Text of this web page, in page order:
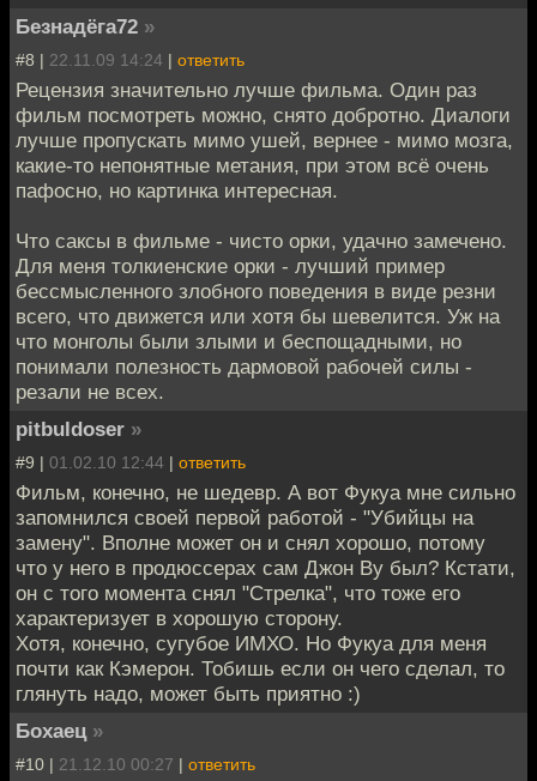
Безнадёга72 »
#8 | 22.11.09 14:24 | ответить
Рецензия значительно лучше фильма. Один раз
фильм посмотреть можно, снято добротно. Диалоги
лучше пропускать мимо ушей, вернее - мимо мозга,
какие-то непонятные метания, при этом всё очень
пафосно, но картинка интересная.
Что саксы в фильме - чисто орки, удачно замечено.
Для меня толкиенские орки - лучший пример
бессмысленного злобного поведения в виде резни
всего, что движется или хотя бы шевелится. Уж на
что монголы были злыми и беспощадными, но
понимали полезность дармовой рабочей силы -
резали не всех.
pitbuldoser »
#9 | 01.02.10 12:44 | ответить
Фильм, конечно, не шедевр. А вот Фукуа мне сильно
запомнился своей первой работой - "Убийцы на
замену". Вполне может он и снял хорошо, потому
что у него в продюссерах сам Джон Ву был? Кстати,
он с того момента снял "Стрелка", что тоже его
характеризует в хорошую сторону.
Хотя, конечно, сугубое ИМХО. Но Фукуа для меня
почти как Кэмерон. Тобишь если он чего сделал, то
глянуть надо, может быть приятно :)
Бохаец »
#10 | 21.12.10 00:27 | ответить